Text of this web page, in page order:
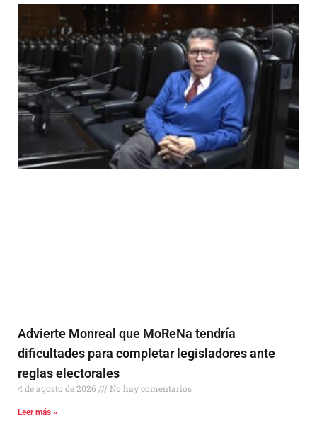
Advierte Monreal que MoReNa tendría
dificultades para completar legisladores ante
reglas electorales
4 de agosto de 2026 No hay comentarios
Leer más »